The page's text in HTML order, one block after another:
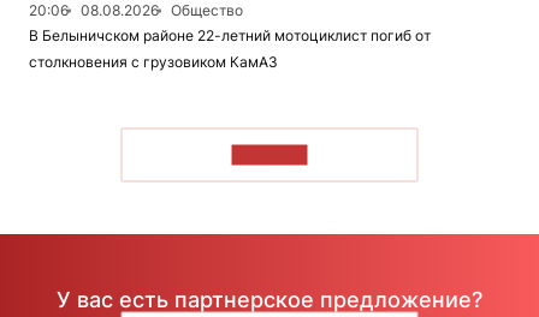
20:06
08.08.2026
Общество
В Белыничском районе 22-летний мотоциклист погиб от
столкновения с грузовиком КамАЗ
У вас есть партнерское предложение?